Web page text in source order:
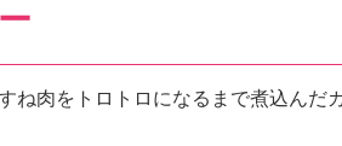
見
つ
け
ね肉をトロトロになるまで煮込ん